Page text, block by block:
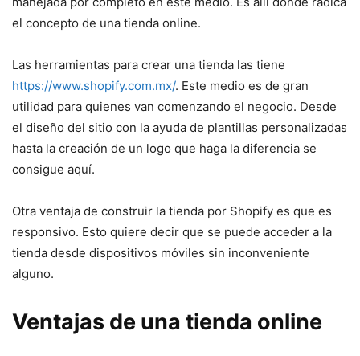
el concepto de una tienda online.
Las herramientas para crear una tienda las tiene
https://www.shopify.com.mx/. Este medio es de gran
utilidad para quienes van comenzando el negocio. Desde
el diseño del sitio con la ayuda de plantillas personalizadas
hasta la creación de un logo que haga la diferencia se
consigue aquí.
Otra ventaja de construir la tienda por Shopify es que es
responsivo. Esto quiere decir que se puede acceder a la
tienda desde dispositivos móviles sin inconveniente
alguno.
Ventajas de una tienda online